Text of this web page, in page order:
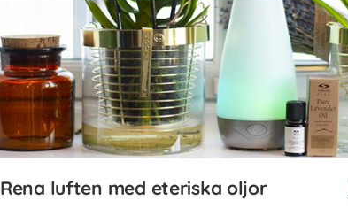
Rena luften med eteriska oljor